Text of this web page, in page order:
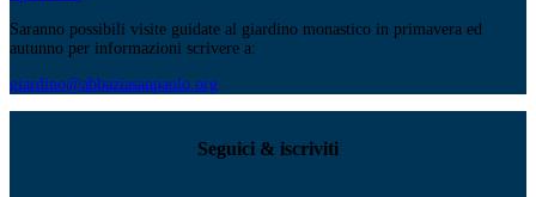
Saranno possibili visite guidate al giardino monastico in primavera ed
autunno per informazioni scrivere a:
giardino@abbaziasanpaolo.org
Seguici & iscriviti